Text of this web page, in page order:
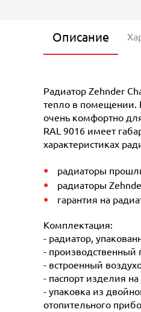
Описание
Радиатор Zehnder
тепло в помещении.
очень комфортно
RAL 9016 имеет
характеристиках
радиаторы
радиаторы
гарантия на
Комплектация:
- радиатор,
- производственный
- встроенный
- паспорт изделия
- упаковка из
отопительного